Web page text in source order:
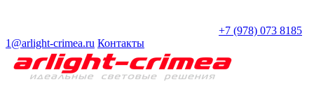
+7 (978) 073 8185
1@arlight-crimea.ru Контакты